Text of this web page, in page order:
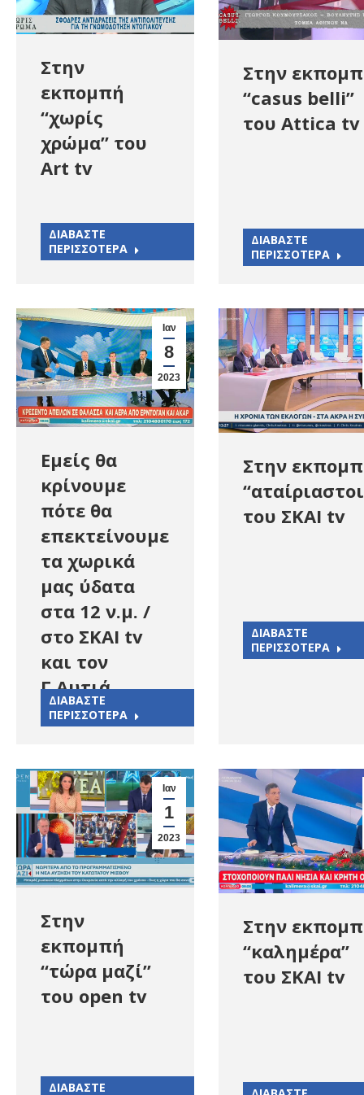
Στην
εκπομπή
“χωρίς
χρώμα” του
Art tv
ΔΙΑΒΑΣΤΕ
ΠΕΡΙΣΣΟΤΕΡΑ
Στην
“casus belli”
του Attica tv
ΔΙΑΒΑΣΤΕ
ΠΕΡΙΣΣΟΤΕΡΑ
Ιαν
8
2023
Εμείς θα
κρίνουμε
πότε θα
επεκτείνουμε
τα χωρικά
μας ύδατα
στα 12 ν.μ. /
στο ΣΚΑΙ tv
και τον
Γ.Αυτιά
ΔΙΑΒΑΣΤΕ
ΠΕΡΙΣΣΟΤΕΡΑ
Στην
του ΣΚΑΙ tv
ΔΙΑΒΑΣΤΕ
ΠΕΡΙΣΣΟΤΕΡΑ
Ιαν
1
2023
Στην
εκπομπή
“τώρα μαζί”
του open tv
ΔΙΑΒΑΣΤΕ
Στην
“καλημέρα”
του ΣΚΑΙ tv